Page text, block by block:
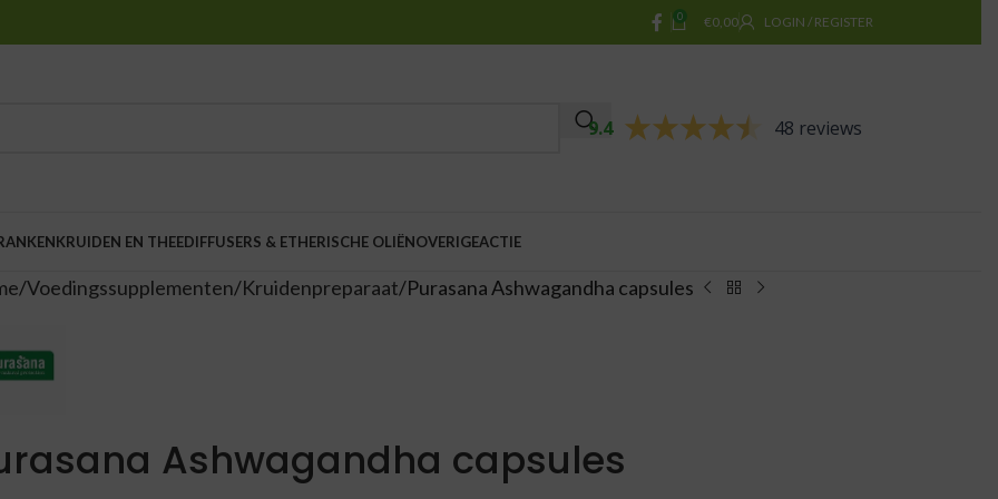
0 €0,00 LOGIN / REGISTER
9.4 48 reviews
KRUIDEN EN THEEDIFFUSERS & ETHERISCHE OLIËNOVERIGEACTIE
Voedingssupplementen Kruidenpreparaat Purasana Ashwagandha capsules
Ashwagandha capsules